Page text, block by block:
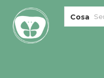
Cosa